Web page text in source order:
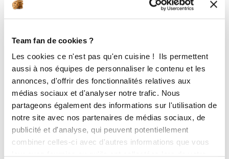
Team fan de cookies ?
Les cookies ce n'est pas qu'en cuisine ! Ils permettent
aussi à nos équipes de personnaliser le contenu et les
annonces, d'offrir des fonctionnalités relatives aux
médias sociaux et d'analyser notre trafic. Nous
partageons également des informations sur l'utilisation de
notre site avec nos partenaires de médias sociaux, de
publicité et d'analyse, qui peuvent potentiellement
combiner celles-ci avec d'autres informations que vous